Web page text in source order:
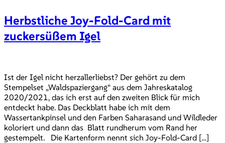
Herbstliche Joy-Fold-Card mit
zuckersüßem Igel
Ist der Igel nicht herzallerliebst? Der gehört zu dem
Stempelset „Waldspaziergang“ aus dem Jahreskatalog
2020/2021, das ich erst auf den zweiten Blick für mich
entdeckt habe. Das Deckblatt habe ich mit dem
Wassertankpinsel und den Farben Saharasand und Wildleder
koloriert und dann das Blatt rundherum vom Rand her
gestempelt. Die Kartenform nennt sich Joy-Fold-Card […]